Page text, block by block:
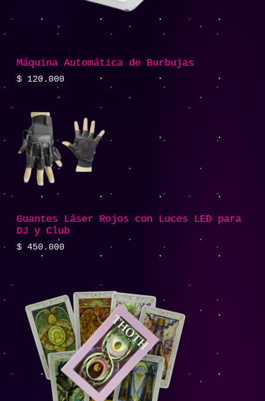
Máquina Automática de Burbujas
$ 120.000
Guantes Láser Rojos con Luces LED para
DJ y Club
$ 450.000